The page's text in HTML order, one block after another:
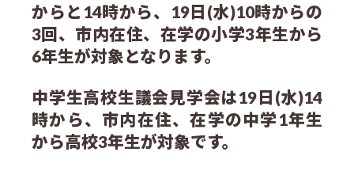
からと14時から、19日(水)10時からの
3回、市内在住、在学の小学3年生から
6年生が対象となります。
中学生高校生議会見学会は19日(水)14
時から、市内在住、在学の中学1年生
から高校3年生が対象です。